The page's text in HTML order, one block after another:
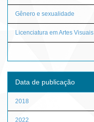
Gênero e sexualidade
Licenciatura em Artes Visuais
Data de publicação
2018
2022